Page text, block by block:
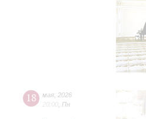
18 мая 2026
20:00 Пн